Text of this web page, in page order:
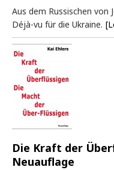
Aus dem Russischen von
Déjà-vu für die Ukraine.
Die Kraft der
Neuauflage